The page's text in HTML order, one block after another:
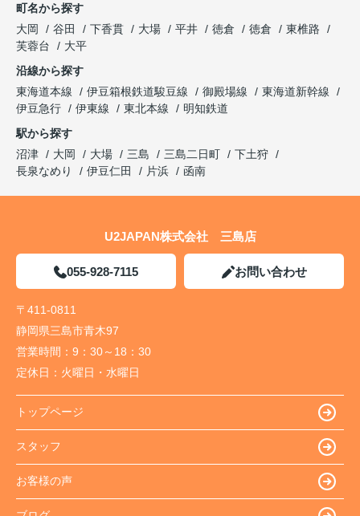
町名から探す
大岡
谷田 下香貫 大場 平井 徳倉 徳倉
東椎路
芙蓉台
大平
沿線から探す
東海道本線
伊豆箱根鉄道駿豆線 御殿場線
東海道新幹線
伊豆急行
伊東線 東北本線
明知鉄道
駅から探す
沼津
大岡 大場 三島 三島二日町
下土狩
長泉なめり
伊豆仁田 片浜 函南
U2JAPAN株式会社 三島店
055-928-7115 お問い合わせ
〒411-0811
静岡県三島市青木97
営業時間： 9：30～18：30
定休日： 火曜日・水曜日
トップページ
スタッフ
お客様の声